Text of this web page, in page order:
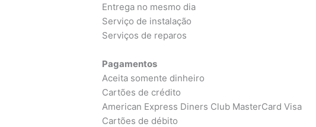
Entrega no mesmo dia
Serviço de instalação
Serviços de reparos
Pagamentos
Aceita somente dinheiro
Cartões de crédito
American Express Diners Club MasterCard Visa
Cartões de débito